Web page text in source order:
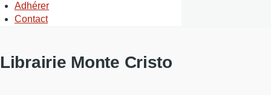
Adhérer
Contact
Librairie Monte Cristo